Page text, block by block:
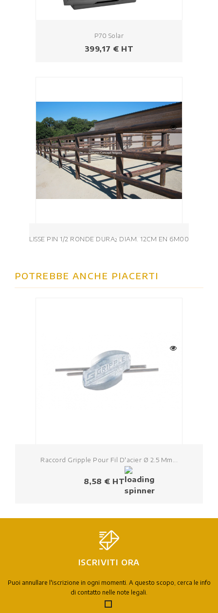
P70 Solar
Prezzo
399,17 € HT
LISSE PIN 1/2 RONDE DURA² DIAM. 12CM EN 6M00
POTREBBE ANCHE PIACERTI
Raccord Gripple Pour Fil D'acier Ø 2.5 Mm...
8,58 € HT
ISCRIVITI ORA
Puoi annullare l'iscrizione in ogni momenti. A questo scopo, cerca le info
di contatto nelle note legali.